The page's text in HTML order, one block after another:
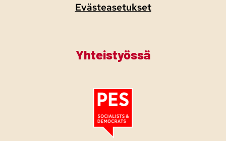
Evästeasetukset
Yhteistyössä
Tutustu PES:n periaatejulistukseen